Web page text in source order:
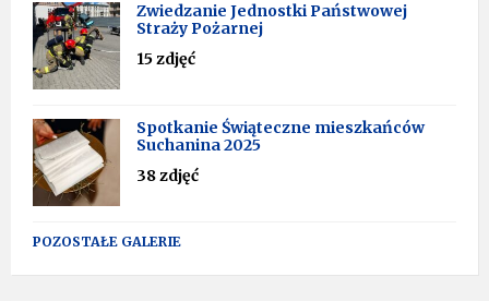
Zwiedzanie Jednostki Państwowej
Straży Pożarnej
15 zdjęć
Spotkanie Świąteczne mieszkańców
Suchanina 2025
38 zdjęć
POZOSTAŁE GALERIE